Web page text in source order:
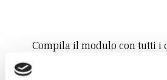
Compila il modulo con tutti i
poter inviare le tue